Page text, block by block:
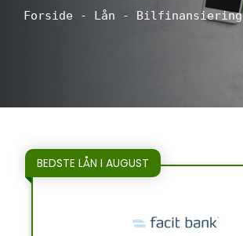
Forside - Lån - Bilfinansiering
BEDSTE LÅN I AUGUST